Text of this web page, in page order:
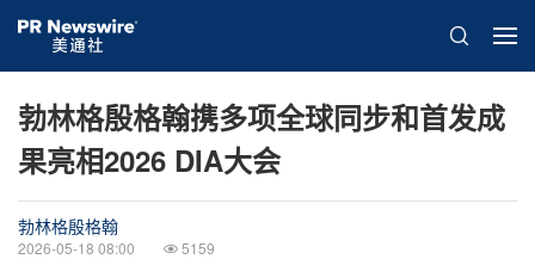
勃林格殷格翰携多项全球同步和首发成
果亮相2026 DIA大会
勃林格殷格翰
2026-05-18 08:00 5159